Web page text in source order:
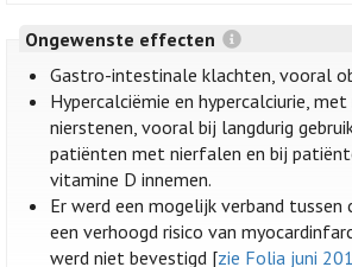
Ongewenste effecten
Gastro-intestinale klachten, vooral
Hypercalciëmie en hypercalciurie, met
nierstenen, vooral bij langdurig
patiënten met nierfalen en bij
vitamine D innemen.
Er werd een mogelijk verband tussen
een verhoogd risico van
werd niet bevestigd [zie Folia juni